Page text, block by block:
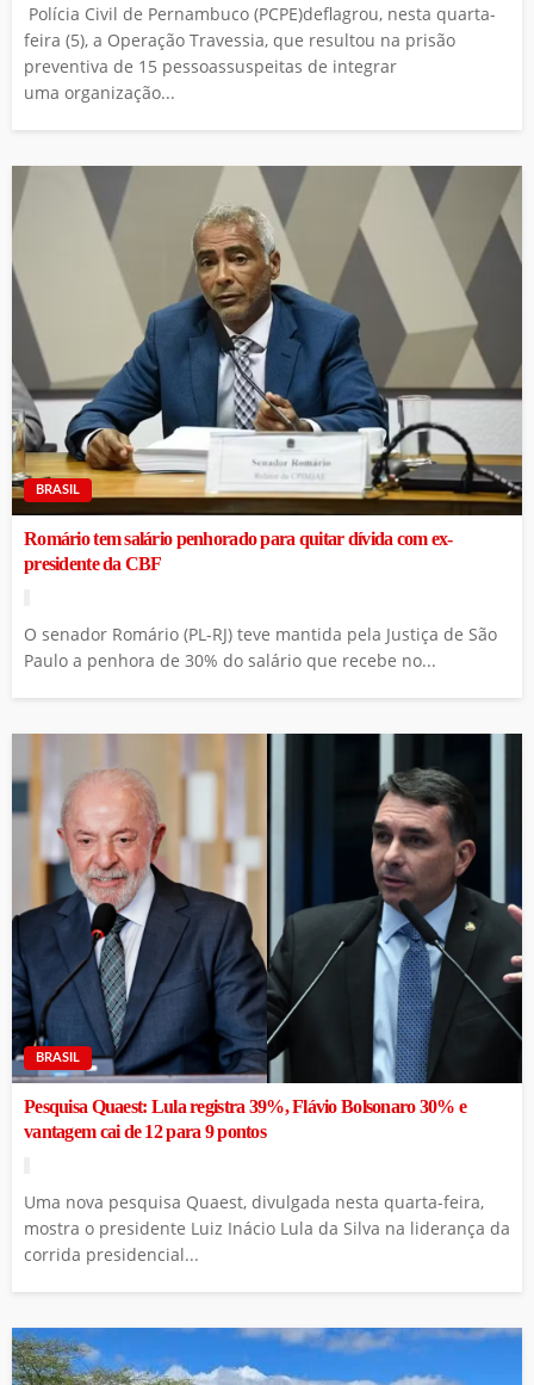
Polícia Civil de Pernambuco (PCPE)deflagrou, nesta quarta-
feira (5), a Operação Travessia, que resultou na prisão
preventiva de 15 pessoassuspeitas de integrar
uma organização...
BRASIL
Romário tem salário penhorado para quitar dívida com ex-
presidente da CBF
O senador Romário (PL-RJ) teve mantida pela Justiça de São
Paulo a penhora de 30% do salário que recebe no...
BRASIL
Pesquisa Quaest: Lula registra 39%, Flávio Bolsonaro 30% e
vantagem cai de 12 para 9 pontos
Uma nova pesquisa Quaest, divulgada nesta quarta-feira,
mostra o presidente Luiz Inácio Lula da Silva na liderança da
corrida presidencial...